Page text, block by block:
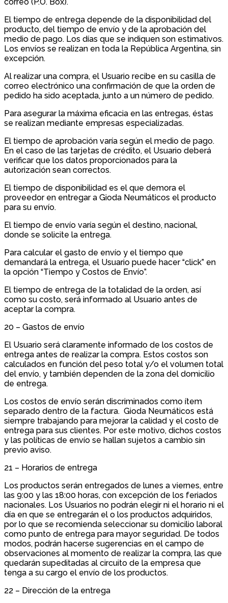
El tiempo de entrega depende de la disponibilidad del
producto, del tiempo de envío y de la aprobación del
medio de pago. Los días que se indiquen son estimativos.
Los envíos se realizan en toda la República Argentina, sin
excepción.
Al realizar una compra, el Usuario recibe en su casilla de
correo electrónico una confirmación de que la orden de
pedido ha sido aceptada, junto a un número de pedido.
Para asegurar la máxima eficacia en las entregas, éstas
se realizan mediante empresas especializadas.
El tiempo de aprobación varía según el medio de pago.
En el caso de las tarjetas de crédito, el Usuario deberá
verificar que los datos proporcionados para la
autorización sean correctos.
El tiempo de disponibilidad es el que demora el
proveedor en entregar a Gioda Neumáticos el producto
para su envío.
El tiempo de envío varía según el destino, nacional,
donde se solicite la entrega.
Para calcular el gasto de envío y el tiempo que
demandará la entrega, el Usuario puede hacer “click” en
la opción “Tiempo y Costos de Envío”.
El tiempo de entrega de la totalidad de la orden, así
como su costo, será informado al Usuario antes de
aceptar la compra.
20 – Gastos de envío
El Usuario será claramente informado de los costos de
entrega antes de realizar la compra. Estos costos son
calculados en función del peso total y/o el volumen total
del envío, y también dependen de la zona del domicilio
de entrega.
Los costos de envío serán discriminados como ítem
separado dentro de la factura. Gioda Neumáticos está
siempre trabajando para mejorar la calidad y el costo de
entrega para sus clientes. Por este motivo, dichos costos
y las políticas de envío se hallan sujetos a cambio sin
previo aviso.
21 – Horarios de entrega
Los productos serán entregados de lunes a viernes, entre
las 9:00 y las 18:00 horas, con excepción de los feriados
nacionales. Los Usuarios no podrán elegir ni el horario ni el
día en que se entregarán el o los productos adquiridos,
por lo que se recomienda seleccionar su domicilio laboral
como punto de entrega para mayor seguridad. De todos
modos, podrán hacerse sugerencias en el campo de
observaciones al momento de realizar la compra, las que
quedarán supeditadas al circuito de la empresa que
tenga a su cargo el envío de los productos.
22 – Dirección de la entrega